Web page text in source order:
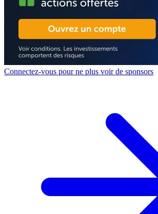
Connectez-vous pour ne plus voir de sponsors